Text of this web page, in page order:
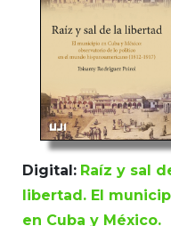
Digital: Raíz y sal
libertad. El
en Cuba y México.